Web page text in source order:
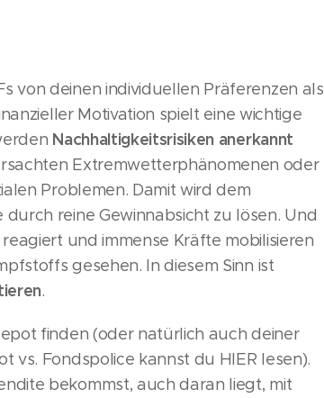
von deinen individuellen Präferenzen als
Motivation spielt eine wichtige
Nachhaltigkeitsrisiken anerkannt
Extremwetterphänomenen oder
Problemen. Damit wird dem
reine Gewinnabsicht zu lösen. Und
und immense Kräfte mobilisieren
gesehen. In diesem Sinn ist
.
finden (oder natürlich auch deiner
vs. Fondspolice kannst du HIER lesen).
bekommst, auch daran liegt, mit